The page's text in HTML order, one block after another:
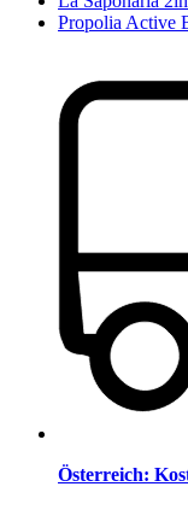
Propolia Active
Österreich: